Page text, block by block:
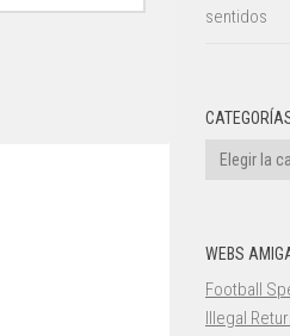
sentidos
Categorías
WEBS
Football
Illegal